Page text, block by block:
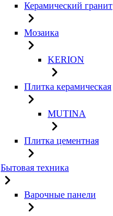
Керамический гранит
Мозаика
KERION
Плитка керамическая
MUTINA
Плитка цементная
Бытовая техника
Варочные панели